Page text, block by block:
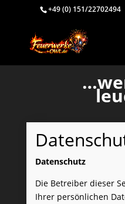
+49 (0) 151/22702494
Datenschutz
Die Betreiber dieser
Ihrer persönlichen